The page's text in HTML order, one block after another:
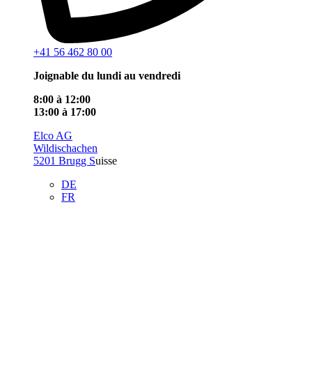
+41 56 462 80 00
Joignable du lundi au vendredi
8:00 à 12:00
13:00 à 17:00
Elco AG
Wildischachen
5201 Brugg Suisse
DE
FR